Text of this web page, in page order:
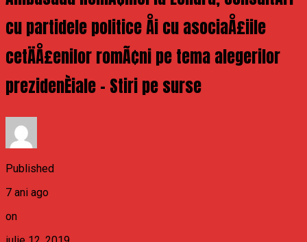
cu partidele politice Åi cu asociaÅ£iile
cetÄÅ£enilor romÃ¢ni pe tema alegerilor
prezidenÈiale – Stiri pe surse
Published
7 ani ago
on